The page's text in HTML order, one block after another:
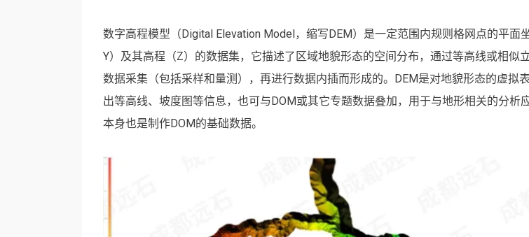
数字高程模型（Digital Elevation Model，缩写DEM）是一定范围内规则格网点的平面坐
Y）及其高程（Z）的数据集，它描述了区域地貌形态的空间分布，通过等高线或相似
数据采集（包括采样和量测），再进行数据内插而形成的。DEM是对地貌形态的虚拟
出等高线、坡度图等信息，也可与DOM或其它专题数据叠加，用于与地形相关的分析
本身也是制作DOM的基础数据。